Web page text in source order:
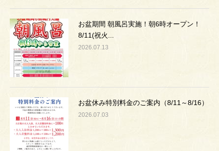
お盆期間 朝風呂実施！朝6時オープン！
8/11(祝火...
2026.07.13
お盆休み特別料金のご案内（8/11～8/16）
2026.07.03